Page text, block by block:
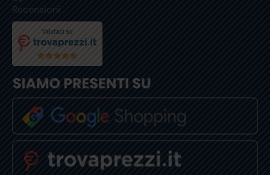
Recensioni